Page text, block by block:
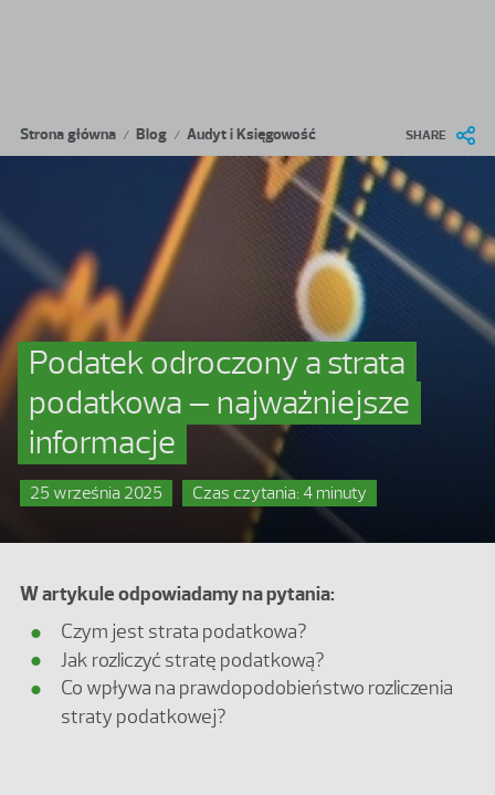
Ścieżka nawigacyjna
Strona główna / Blog / Audyt i Księgowość SHARE
Podatek odroczony a strata
podatkowa – najważniejsze
informacje
25 września 2025 Czas czytania: 4 minuty
W artykule odpowiadamy na pytania:
Czym jest strata podatkowa?
Jak rozliczyć stratę podatkową?
Co wpływa na prawdopodobieństwo rozliczenia
straty podatkowej?